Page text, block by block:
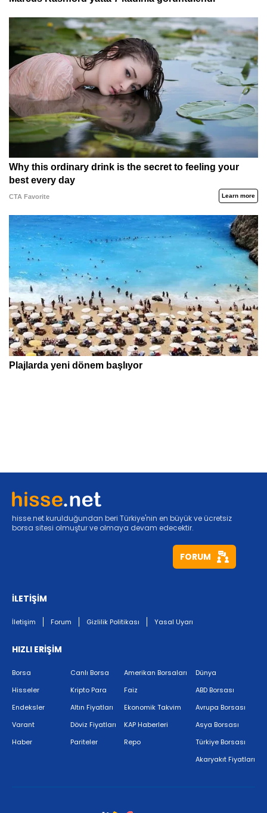
hisse.net kurulduğundan beri Türkiye'nin en büyük ve ücretsiz
borsa sitesi olmuştur ve olmaya devam edecektir.
FORUM
İLETİŞİM
İletişim Forum Gizlilik Politikası Yasal Uyarı
HIZLI ERİŞİM
Borsa
Hisseler
Endeksler
Varant
Haber
Canlı Borsa
Kripto Para
Altın Fiyatları
Döviz Fiyatları
Pariteler
Amerikan Borsaları
Faiz
Ekonomik Takvim
KAP Haberleri
Repo
Dünya
ABD Borsası
Avrupa Borsası
Asya Borsası
Türkiye Borsası
Akaryakıt Fiyatları